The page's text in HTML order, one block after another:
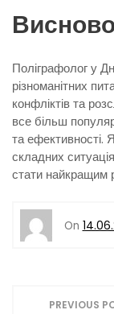
Поліграфолог у
різноманітних
конфліктів та
все більш
та ефективності.
складних
стати найкращим
On
PREVIOUS